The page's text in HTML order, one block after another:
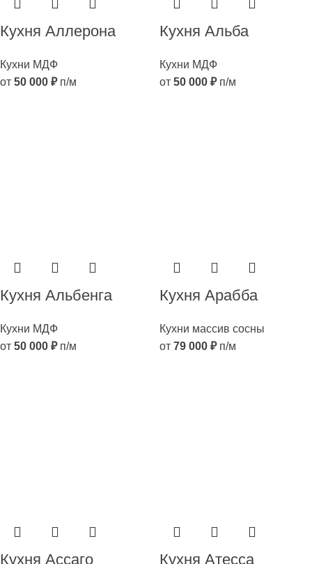
Кухня Аллерона
Кухни МДФ
от 50 000 ₽п/м
Кухня Альба
Кухни МДФ
от 50 000 ₽п/м
Кухня Альбенга
Кухни МДФ
от 50 000 ₽п/м
Кухня Арабба
Кухни массив сосны
от 79 000 ₽п/м
Кухня Ассаго Кухня Атесса